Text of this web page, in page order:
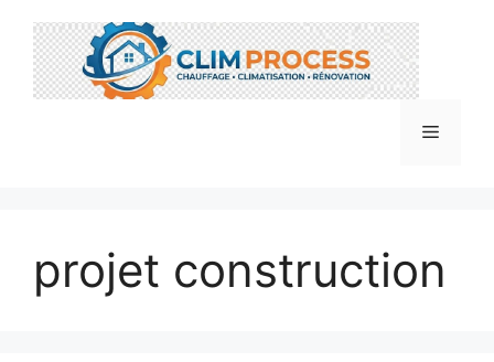
contenu
Menu
projet construction